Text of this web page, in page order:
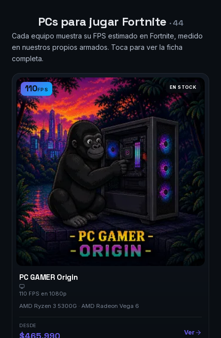
PCs para jugar Fortnite · 44
Cada equipo muestra su FPS estimado en Fortnite, medido
en nuestros propios armados. Toca para ver la ficha
completa.
110FPS EN STOCK
PC GAMER Origin
110 FPS en 1080p
AMD Ryzen 3 5300G · AMD Radeon Vega 6
DESDE
Ver